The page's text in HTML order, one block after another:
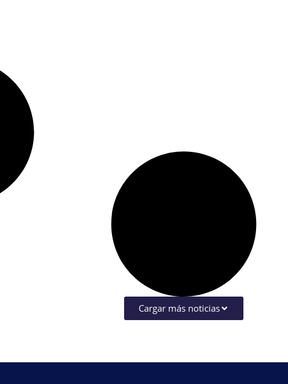
Cargar más noticias